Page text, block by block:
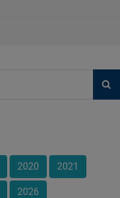
2020 2021
2026